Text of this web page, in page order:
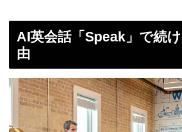
AI英会話「Speak」で続
由